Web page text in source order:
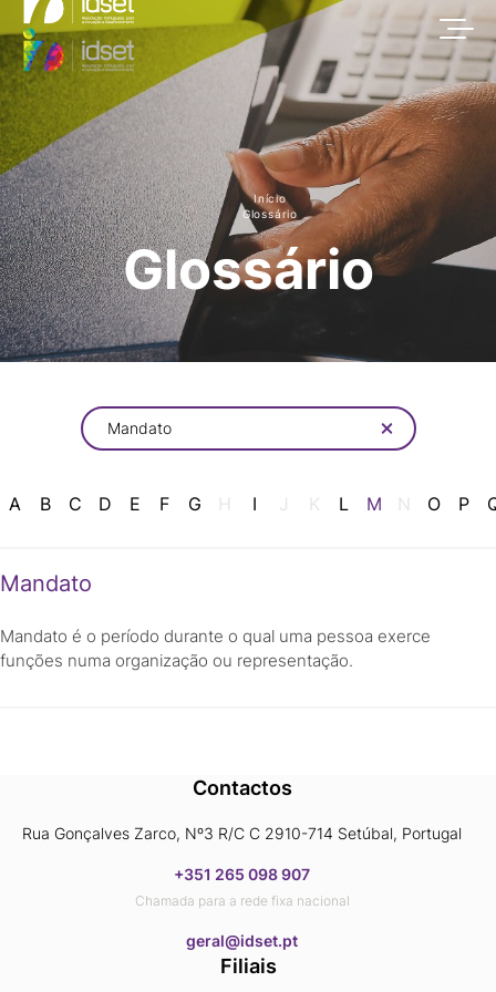
Início
Glossário
Glossário
Mandato
A B C D E F G H I J K L M N O P
Mandato
Mandato é o período durante o qual uma pessoa exerce
funções numa organização ou representação.
Contactos
Rua Gonçalves Zarco, Nº3 R/C C 2910-714 Setúbal, Portugal
+351 265 098 907
Chamada para a rede fixa nacional
​​​​​​​geral@idset.pt
Filiais